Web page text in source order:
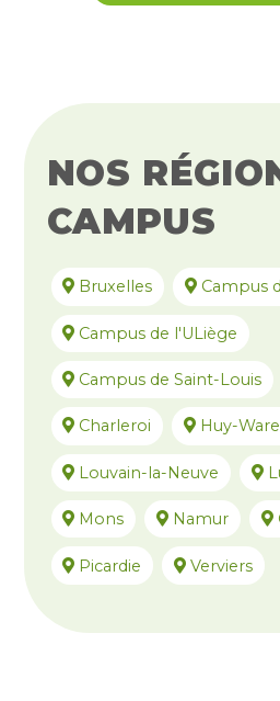
NOS
CAMPUS
Bruxelles Campus
Campus de l'ULiège
Campus de Saint-Louis
Charleroi Huy-
Louvain-la-Neuve
Mons Namur
Picardie Verviers